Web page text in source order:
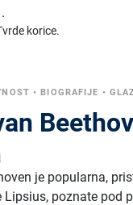
korice.
•BIOGRAFIJE •
je popularna,
Lipsius, poznate pod